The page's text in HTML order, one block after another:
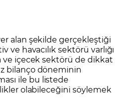
alan şekilde gerçekleştiği
ve havacılık sektörü varlığı
ve içecek sektörü de dikkat
bilanço döneminin
ile bu listede
olabileceğini söylemek